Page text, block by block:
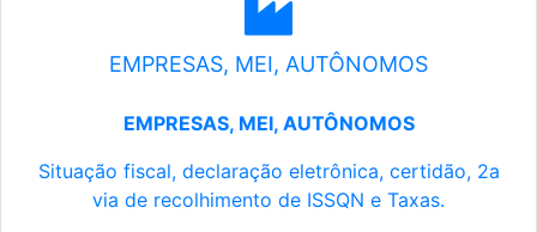
EMPRESAS, MEI, AUTÔNOMOS
EMPRESAS, MEI, AUTÔNOMOS
Situação fiscal, declaração eletrônica, certidão, 2a
via de recolhimento de ISSQN e Taxas.